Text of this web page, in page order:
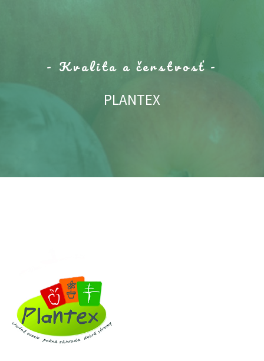
- Kvalita a čerstvosť -
PLANTEX